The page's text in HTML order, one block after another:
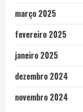
março 2025
fevereiro 2025
janeiro 2025
dezembro 2024
novembro 2024